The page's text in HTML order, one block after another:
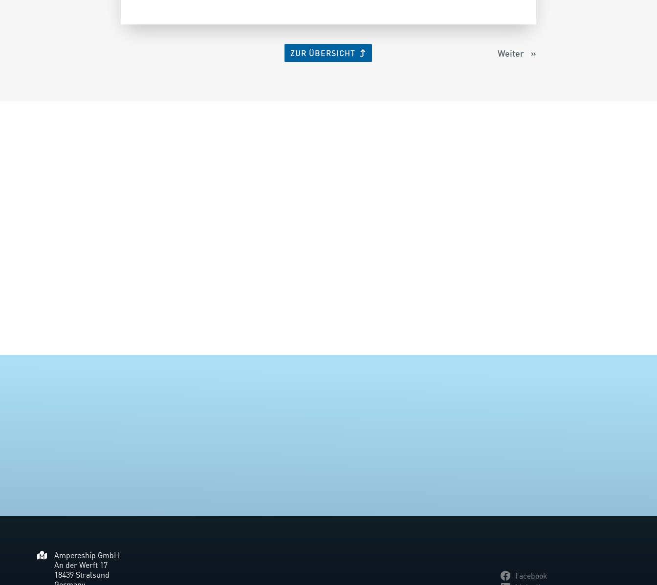
ZUR ÜBERSICHT Weiter »
Ampereship GmbH
An der Werft 17
18439 Stralsund
Facebook